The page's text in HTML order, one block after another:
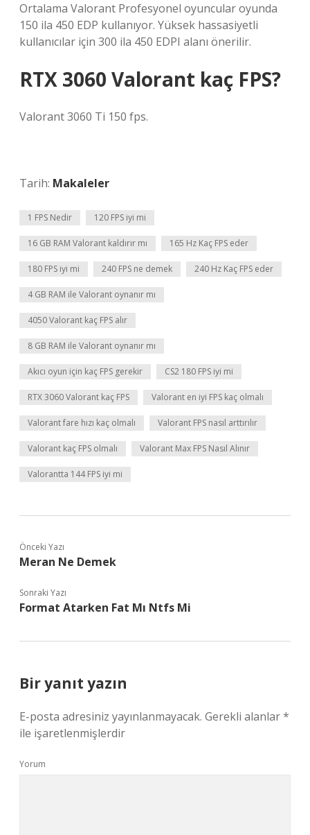
Ortalama Valorant Profesyonel oyuncular oyunda
150 ila 450 EDP kullanıyor. Yüksek hassasiyetli
kullanıcılar için 300 ila 450 EDPI alanı önerilir.
RTX 3060 Valorant kaç FPS?
Valorant 3060 Ti 150 fps.
Tarih: Makaleler
1 FPS Nedir 120 FPS iyi mi
16 GB RAM Valorant kaldırır mı 165 Hz Kaç FPS eder
180 FPS iyi mi 240 FPS ne demek 240 Hz Kaç FPS eder
4 GB RAM ile Valorant oynanır mı
4050 Valorant kaç FPS alır
8 GB RAM ile Valorant oynanır mı
Akıcı oyun için kaç FPS gerekir CS2 180 FPS iyi mi
RTX 3060 Valorant kaç FPS Valorant en iyi FPS kaç olmalı
Valorant fare hızı kaç olmalı Valorant FPS nasıl arttırılır
Valorant kaç FPS olmalı Valorant Max FPS Nasıl Alınır
Valorantta 144 FPS iyi mi
Önceki Yazı
Meran Ne Demek
Sonraki Yazı
Format Atarken Fat Mı Ntfs Mi
Bir yanıt yazın
E-posta adresiniz yayınlanmayacak. Gerekli alanlar*
ile işaretlenmişlerdir
Yorum